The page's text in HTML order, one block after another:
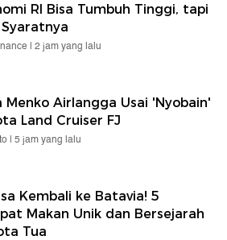
RI Bisa Tumbuh Tinggi, tapi
| 2 jam yang lalu
Menko Airlangga Usai 'Nyobain'
Land Cruiser FJ
| 5 jam yang lalu
Kembali ke Batavia! 5
Makan Unik dan Bersejarah
Tua